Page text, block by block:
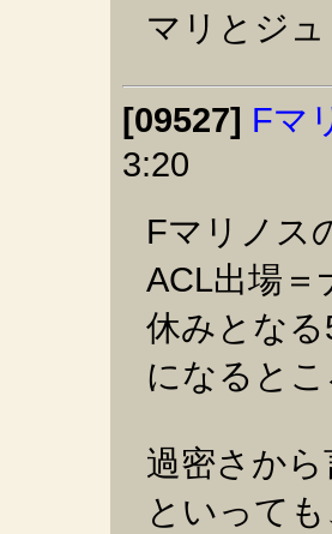
マリとジ
[09527] Fマ
3:20
Fマリノス
ACL出場
休みとな
になるとこ
過密さか
といって